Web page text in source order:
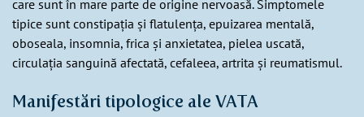
care sunt în mare parte de origine nervoasă. Simptomele
tipice sunt constipația și flatulența, epuizarea mentală,
oboseala, insomnia, frica și anxietatea, pielea uscată,
circulația sanguină afectată, cefaleea, artrita și reumatismul.
Manifestări tipologice ale VATA